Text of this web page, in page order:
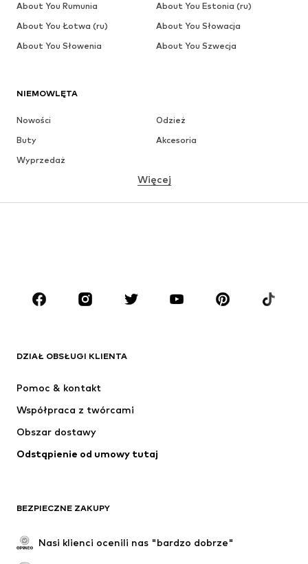
NIEMOWLĘTA
Nowości
Odzież
Buty
Akcesoria
Wyprzedaż
MARKI
Next
SUPERFIT
Więcej
DZIAŁ OBSŁUGI KLIENTA
Pomoc & kontakt
Współpraca z twórcami
Obszar dostawy
Odstąpienie od umowy tutaj
BEZPIECZNE ZAKUPY
Nasi klienci ocenili nas "bardzo dobrze"
About You Rumunia
About You Estonia (ru)
About You Łotwa (ru)
About You Słowacja
About You Słowenia
About You Szwecja